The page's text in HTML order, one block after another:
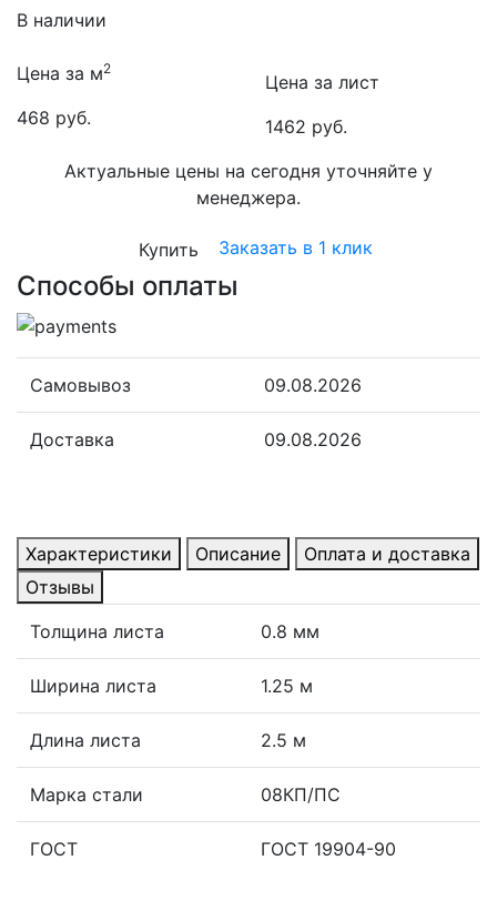
В наличии
Цена за м2
468 руб.
Цена за лист
1462 руб.
Актуальные цены на сегодня уточняйте у
менеджера.
Купить Заказать в 1 клик
Способы оплаты
Самовывоз 09.08.2026
Доставка 09.08.2026
Характеристики Описание
Оплата и доставка
Отзывы
Толщина листа
0.8 мм
Ширина листа 1.25 м
Длина листа 2.5 м
Марка стали 08КП/ПС
ГОСТ ГОСТ 19904-90